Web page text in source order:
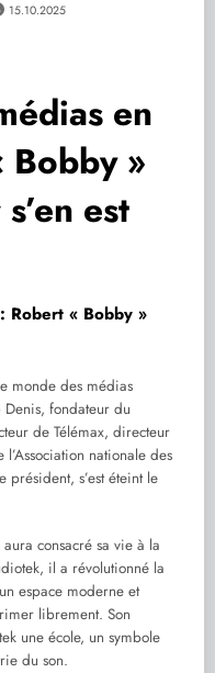
15.10.2025
en
Bobby »
est
Robert « Bobby »
monde des médias
fondateur du
de Télémax, directeur
nationale des
s’est éteint le
consacré sa vie à la
il a révolutionné la
espace moderne et
librement. Son
une école, un symbole
du son.